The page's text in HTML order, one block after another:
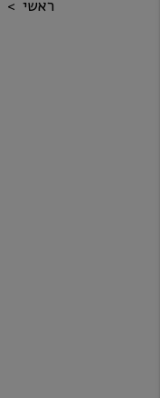
ראשי